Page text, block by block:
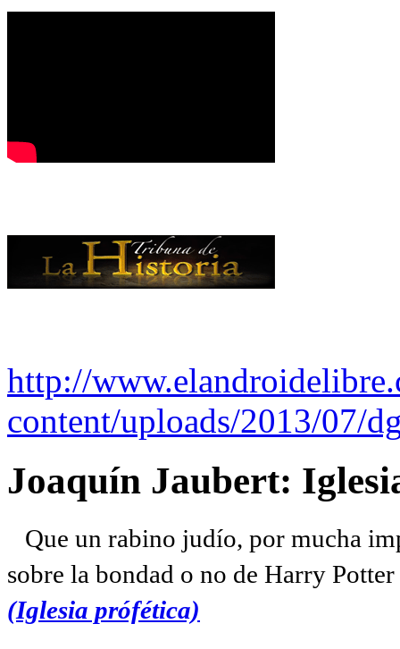
http://
content/uploads/2013/07/
Joaquín Jaubert:
Que un rabino judío, por mucha
sobre la bondad o no de Harry
(Iglesia prófética)